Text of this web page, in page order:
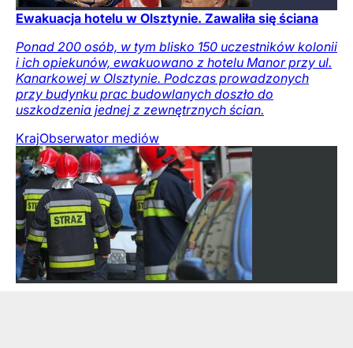
Ewakuacja hotelu w Olsztynie. Zawaliła się ściana
Ponad 200 osób, w tym blisko 150 uczestników kolonii
i ich opiekunów, ewakuowano z hotelu Manor przy ul.
Kanarkowej w Olsztynie. Podczas prowadzonych
przy budynku prac budowlanych doszło do
uszkodzenia jednej z zewnętrznych ścian.
KrajObserwator mediów